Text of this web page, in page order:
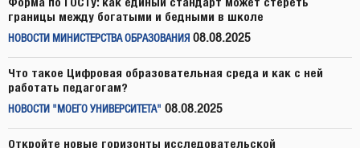
границы между богатыми и бедными в школе
НОВОСТИ МИНИСТЕРСТВА ОБРАЗОВАНИЯ 08.08.2025
Что такое Цифровая образовательная среда и как с ней
работать педагогам?
НОВОСТИ "МОЕГО УНИВЕРСИТЕТА" 08.08.2025
Откройте новые горизонты исследовательской